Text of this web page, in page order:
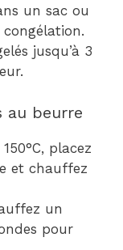
un sac ou
jusqu’à 3
au beurre
placez
et chauffez
un
pour